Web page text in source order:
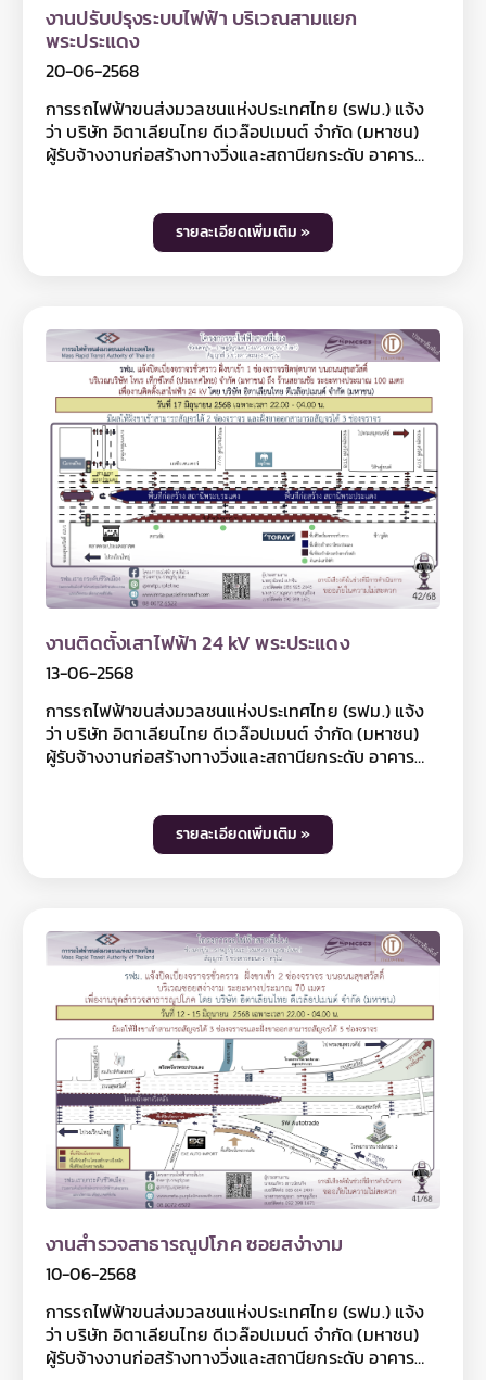
งานปรับปรุงระบบไฟฟ้า บริเวณสามแยก
พระประแดง
20-06-2568
การรถไฟฟ้าขนส่งมวลชนแห่งประเทศไทย (รฟม.) แจ้ง
ว่า บริษัท อิตาเลียนไทย ดีเวล๊อปเมนต์ จำกัด (มหาชน)
ผู้รับจ้างงานก่อสร้างทางวิ่งและสถานียกระดับ อาคาร
ภิเษก) สัญญาที่ 5 ช่วงดาวคะนอง - ครุใน มีความจำเป็น
ต้องปิดเบี่ยงจราจรชั่วคราว ฝั่งขาออก 1 ช่องจราจรชิด
2568 เฉพาะเวลา 09.00 - 15.00 น. โดยมีผลให้ฝั่งขา
ออกสามารถสัญจรได้ 2 ช่องจราจร และฝั่งขาเข้า
สามารถสัญจรได้ 3 ช่องจราจร ทั้งนี้ ประชาชนสามารถ
สัญจรเข้า - ออก ซอยสุขสวัสดิ์ 37/7 ได้ตามปกติ ในช่วง
เวลาดังกล่าว ทั้งนี้ การปิดเบี่ยงจราจรเพื่อดำเนินงานดัง
กล่าว อาจทำให้ผู้ใช้เส้นทางไม่ได้รับความสะดวกในการ
เดินทางและอาจมีเสียงดังรบกวนพื้นที่บริเวณใกล้เคียง
ในวันเวลาดังกล่าว ดังนั้น หากไม่มีความจำเป็นโปรดหลีก
เลี่ยงเส้นทาง และ รฟม. ต้องขออภัยมา ณ โอกาสนี้ โดย
ผู้ใช้เส้นทางสามารถสอบถามรายละเอียดการปิดเบี่ยง
จราจรได้ที่หมายเลข 08 0072 6522 และติดตามข้อมูลโค
รงการฯ ได้ที่ เว็บไซต์ www.mrta-
purplelinesouth.com Facebook โครงการรถไฟฟ้า
สายสีม่วง ช่วงเตาปูน – ราษฎร์บูรณะ และ Line
@mrtpurpleline
รายละเอียดเพิ่มเติม »
งานติดตั้งเสาไฟฟ้า 24 kV พระประแดง
13-06-2568
การรถไฟฟ้าขนส่งมวลชนแห่งประเทศไทย (รฟม.) แจ้ง
ว่า บริษัท อิตาเลียนไทย ดีเวล๊อปเมนต์ จำกัด (มหาชน)
ผู้รับจ้างงานก่อสร้างทางวิ่งและสถานียกระดับ อาคาร
ภิเษก) สัญญาที่ 5 ช่วงดาวคะนอง - ครุใน มีความจำเป็น
ต้องปิดเบี่ยงจราจรชั่วคราว ฝั่งขาเข้า 1 ช่องจราจรชิด
ที่ 17 มิถุนายน 2568 เฉพาะเวลา 22.00 - 04.00 น. โดยมี
ผลให้ช่องจราจรฝั่งขาเข้าสามารถสัญจรได้ 2 ช่องจราจร
และฝั่งขาออกสามารถสัญจรได้ 3 ช่องจราจร ทั้งนี้ การ
ปิดเบี่ยงจราจรเพื่อดำเนินงานดังกล่าว อาจทำให้ผู้ใช้เส้น
ทางไม่ได้รับความสะดวกในการเดินทางและอาจมีเสียงดัง
รบกวนพื้นที่บริเวณใกล้เคียงในวันเวลาดังกล่าว ดังนั้น
หากไม่มีความจำเป็นโปรดหลีกเลี่ยงเส้นทาง และ รฟม.
ต้องขออภัยมา ณ โอกาสนี้ โดยผู้ใช้เส้นทางสามารถ
สอบถามรายละเอียดการปิดเบี่ยงจราจรได้ที่หมายเลข
08 0072 6522 และติดตามข้อมูลโครงการฯ ได้ที่เว็บไซต์
www.mrta-purplelinesouth.com Facebook
โครงการรถไฟฟ้าสายสีม่วง ช่วงเตาปูน – ราษฎร์บูรณะ
และ Line @mrtpurpleline
รายละเอียดเพิ่มเติม »
งานสำรวจสาธารณูปโภค ซอยสง่างาม
10-06-2568
การรถไฟฟ้าขนส่งมวลชนแห่งประเทศไทย (รฟม.) แจ้ง
ว่า บริษัท อิตาเลียนไทย ดีเวล๊อปเมนต์ จำกัด (มหาชน)
ผู้รับจ้างงานก่อสร้างทางวิ่งและสถานียกระดับ อาคาร